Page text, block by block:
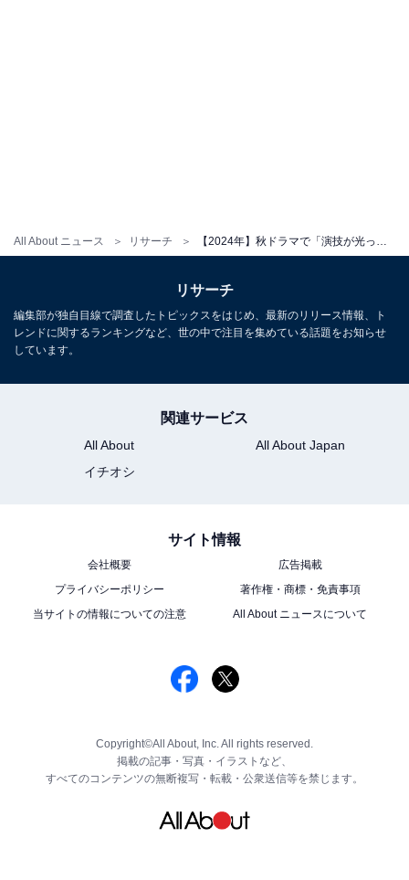
All About ニュース リサーチ
リサーチ
編集部が独自目線で調査したトピックスをはじめ、最新のリリース情報、ト
レンドに関するランキングなど、世の中で注目を集めている話題をお知らせ
しています。
関連サービス
All About
All About Japan
イチオシ
サイト情報
会社概要
広告掲載
プライバシーポリシー
著作権・商標・免責事項
当サイトの情報についての注意
All About ニュースについて
Copyright©All About, Inc. All rights reserved.
掲載の記事・写真・イラストなど、
すべてのコンテンツの無断複写・転載・公衆送信等を禁じます。